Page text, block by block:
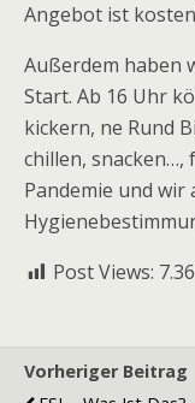
Angebot ist
Außerdem haben
Start. Ab 16 Uhr
kickern, ne Rund
chillen, snacken…,
Pandemie und
Post Views:
Vorheriger Beitrag